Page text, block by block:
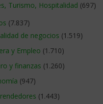
Turismo, Hospitalidad (697)
(7.837)
de negocios (1.519)
y Empleo (1.710)
y finanzas (1.260)
(947)
(1.443)